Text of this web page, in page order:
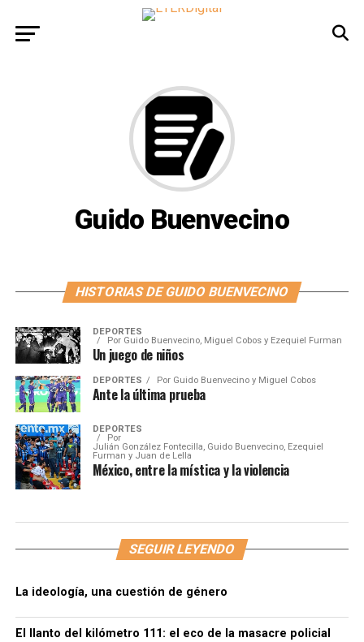
Guido Buenvecino
HISTORIAS DE GUIDO BUENVECINO
DEPORTES
Por Guido Buenvecino, Miguel Cobos y Ezequiel Furman
Un juego de niños
DEPORTES Por Guido Buenvecino y Miguel Cobos
Ante la última prueba
DEPORTES
Por
Julián González Fontecilla, Guido Buenvecino, Ezequiel
Furman y Juan de Lella
México, entre la mística y la violencia
SEGUIR LEYENDO
La ideología, una cuestión de género
El llanto del kilómetro 111: el eco de la masacre policial